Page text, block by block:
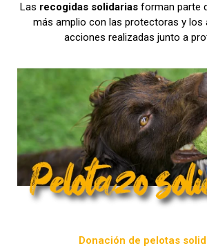
Las recogidas solidariasforman parte
más amplio con las protectoras y los
acciones realizadas junto a
Donación de pelotas